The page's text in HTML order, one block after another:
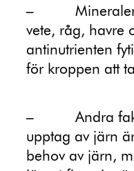
–
vete, råg, havre
antinutrienten
för kroppen att
–
Andra
upptag av järn
behov av järn,